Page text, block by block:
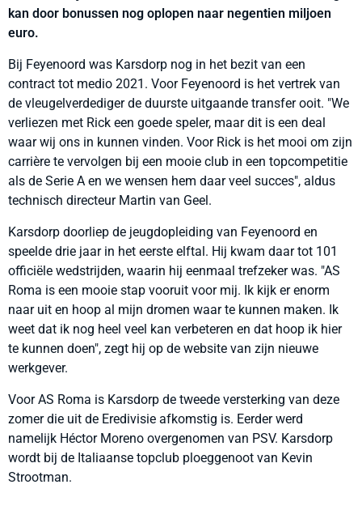
kan door bonussen nog oplopen naar negentien miljoen
euro.
Bij Feyenoord was Karsdorp nog in het bezit van een
contract tot medio 2021. Voor Feyenoord is het vertrek van
de vleugelverdediger de duurste uitgaande transfer ooit. "We
verliezen met Rick een goede speler, maar dit is een deal
waar wij ons in kunnen vinden. Voor Rick is het mooi om zijn
carrière te vervolgen bij een mooie club in een topcompetitie
als de Serie A en we wensen hem daar veel succes", aldus
technisch directeur Martin van Geel.
Karsdorp doorliep de jeugdopleiding van Feyenoord en
speelde drie jaar in het eerste elftal. Hij kwam daar tot 101
officiële wedstrijden, waarin hij eenmaal trefzeker was. "AS
Roma is een mooie stap vooruit voor mij. Ik kijk er enorm
naar uit en hoop al mijn dromen waar te kunnen maken. Ik
weet dat ik nog heel veel kan verbeteren en dat hoop ik hier
te kunnen doen", zegt hij op de website van zijn nieuwe
werkgever.
Voor AS Roma is Karsdorp de tweede versterking van deze
zomer die uit de Eredivisie afkomstig is. Eerder werd
namelijk Héctor Moreno overgenomen van PSV. Karsdorp
wordt bij de Italiaanse topclub ploeggenoot van Kevin
Strootman.